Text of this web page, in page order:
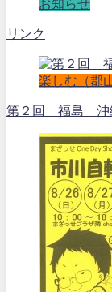
お知らせ
リンク
楽しむ（郡
第２回 福島 沖